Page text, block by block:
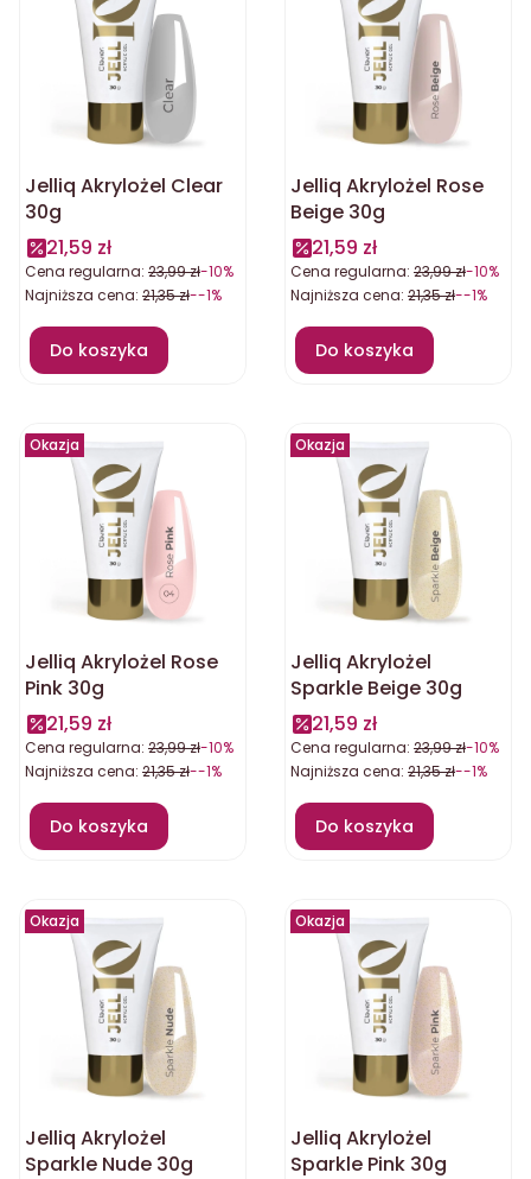
Jelliq Akrylożel Clear
30g
21,59 zł
Cena regularna: 23,99 zł-10%
Najniższa cena: 21,35 zł--1%
Do koszyka
Jelliq Akrylożel Rose
Beige 30g
21,59 zł
Cena regularna: 23,99 zł-10%
Najniższa cena: 21,35 zł--1%
Do koszyka
Okazja
Jelliq Akrylożel Rose
Pink 30g
21,59 zł
Cena regularna: 23,99 zł-10%
Najniższa cena: 21,35 zł--1%
Do koszyka
Okazja
Jelliq Akrylożel
Sparkle Beige 30g
21,59 zł
Cena regularna: 23,99 zł-10%
Najniższa cena: 21,35 zł--1%
Do koszyka
Okazja
Jelliq Akrylożel
Sparkle Nude 30g
Okazja
Jelliq Akrylożel
Sparkle Pink 30g